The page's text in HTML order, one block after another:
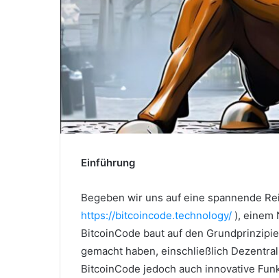
Einführung
Begeben wir uns auf eine spannende
https://bitcoincode.technology/ ), einem
BitcoinCode baut auf den
gemacht haben, einschließlich
BitcoinCode jedoch auch innovative